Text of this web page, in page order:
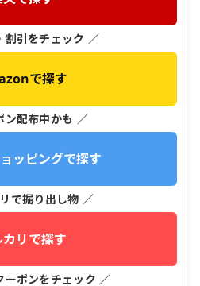
割引をチェック ／
で探す
ン配布中かも ／
ッピングで探す
で掘り出し物 ／
カリで探す
ーポンをチェック ／